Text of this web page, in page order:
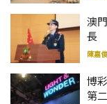
澳
長
陳嘉俊
博
第